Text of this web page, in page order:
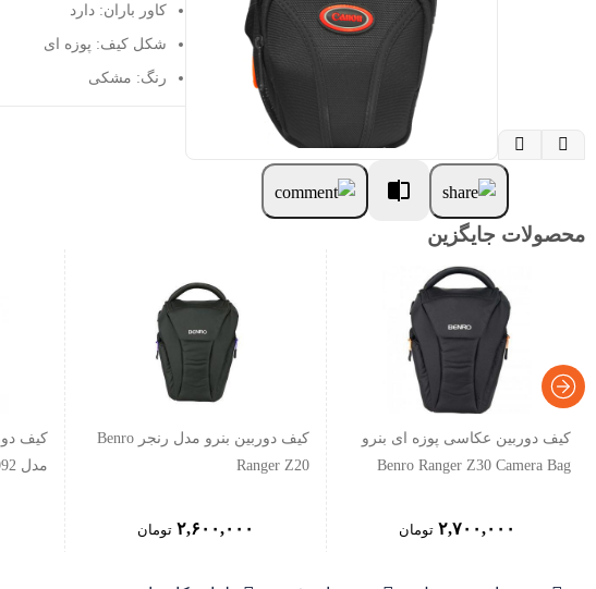
 
کاور باران: دارد
شکل کیف: پوزه ای
رنگ: مشکی
محصولات جایگزین
کیف دوربین عکاسی پوزه ای بنرو
Benro Ranger Z30 Camera Bag
۲,۷۰۰,۰۰۰ تومان
کیف دوربین بنرو مدل رنجر Benro
Ranger Z20
۲,۶۰۰,۰۰۰ تومان
کیف
مدل 1092